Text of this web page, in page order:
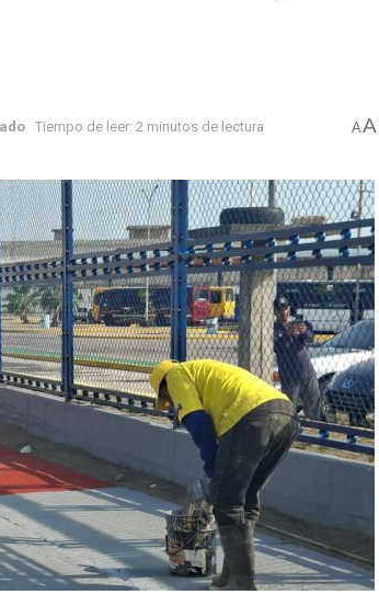
Tiempo de leer: 2 minutos de lectura AA